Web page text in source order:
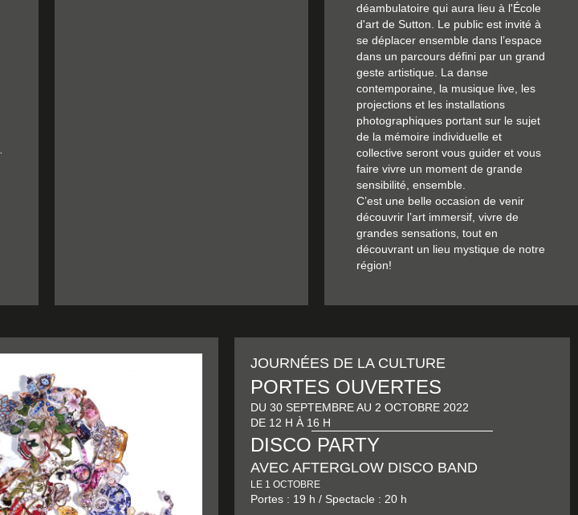
déambulatoire qui aura lieu à l'École
d'art de Sutton. Le public est invité à
se déplacer ensemble dans l’espace
dans un parcours défini par un grand
geste artistique. La danse
contemporaine, la musique live, les
projections et les installations
photographiques portant sur le sujet
de la mémoire individuelle et
collective seront vous guider et vous
faire vivre un moment de grande
sensibilité, ensemble.
C’est une belle occasion de venir
découvrir l’art immersif, vivre de
grandes sensations, tout en
découvrant un lieu mystique de notre
région!
JOURNÉES DE LA CULTURE
PORTES OUVERTES
DU 30 SEPTEMBRE AU 2 OCTOBRE 2022
DE 12 H À 16 H
DISCO PARTY
AVEC AFTERGLOW DISCO BAND
LE 1 OCTOBRE
Portes : 19 h / Spectacle : 20 h